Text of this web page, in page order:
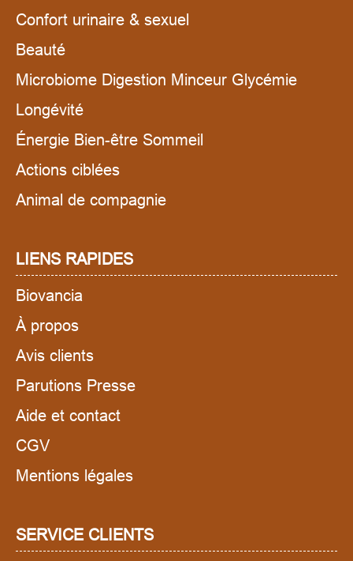
Confort urinaire & sexuel
Beauté
Microbiome Digestion Minceur Glycémie
Longévité
Énergie Bien-être Sommeil
Actions ciblées
Animal de compagnie
LIENS RAPIDES
Biovancia
À propos
Avis clients
Parutions Presse
Aide et contact
CGV
Mentions légales
SERVICE CLIENTS